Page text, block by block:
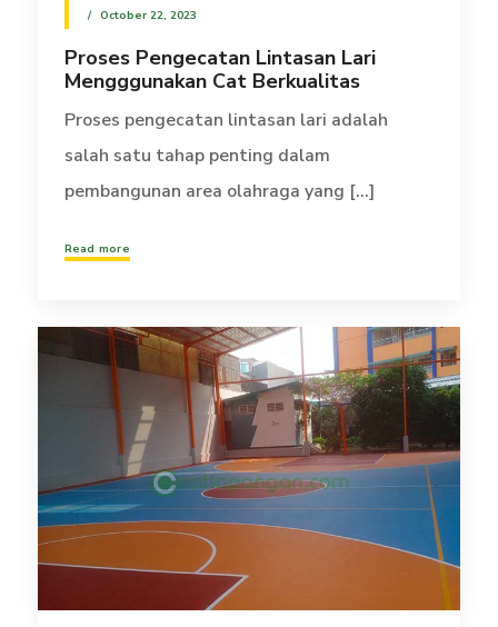
October 22, 2023
Proses Pengecatan Lintasan Lari
Mengggunakan Cat Berkualitas
Proses pengecatan lintasan lari adalah
salah satu tahap penting dalam
pembangunan area olahraga yang [...]
Read more